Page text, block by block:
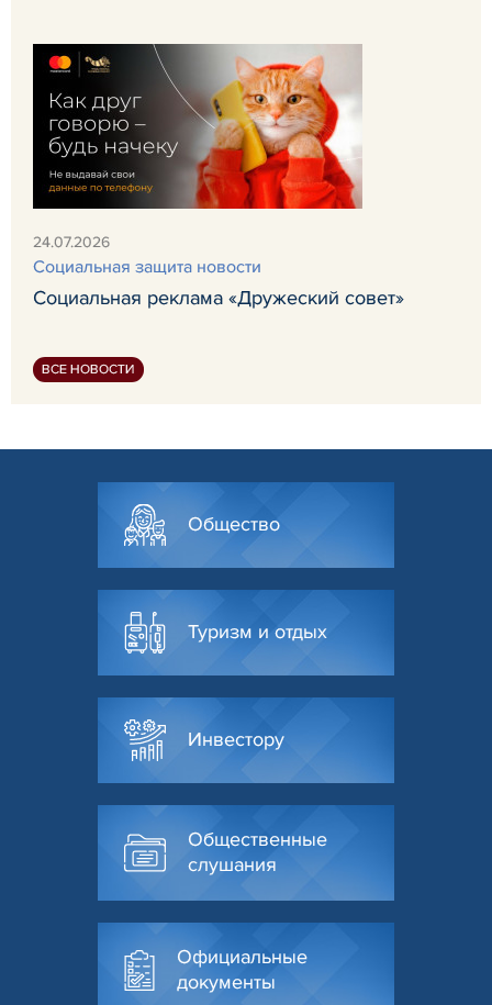
24.07.2026
Социальная защита новости
Социальная реклама «Дружеский совет»
ВСЕ НОВОСТИ
Общество
Туризм и отдых
Инвестору
Общественные
слушания
Официальные
документы